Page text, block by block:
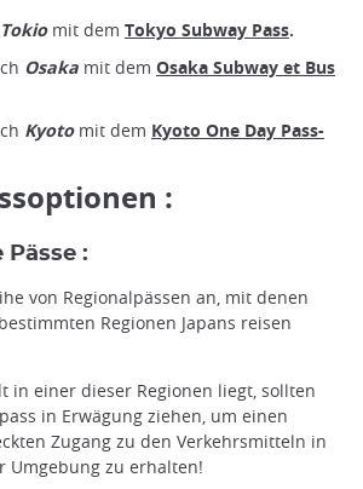
Tokiomit dem Tokyo Subway Pass.
Osaka mit dem Osaka Subway et Bus
Kyotomit dem Kyoto One Day Pass-
:
Pässe :
von Regionalpässen an, mit denen
Regionen Japans reisen
in einer dieser Regionen liegt, sollten
in Erwägung ziehen, um einen
Zugang zu den Verkehrsmitteln in
Umgebung zu erhalten!